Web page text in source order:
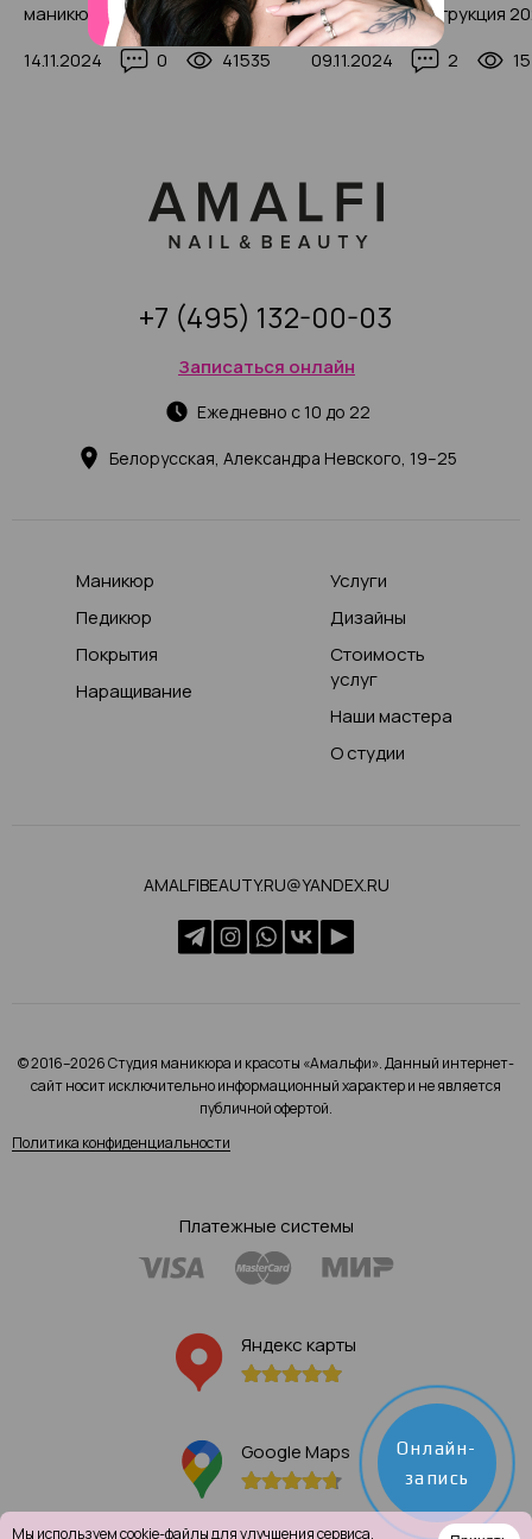
маникюр 2025, 350+ фото
14.11.2024
0 41535
пошаговая инструкция
видео)
09.11.2024 2
Белорусская, Александра Невского, 19–25
Ежедневно с 10 до 22
Записаться онлайн
+7 (495) 132-00-03
Маникюр
Педикюр
Покрытия
Наращивание
Услуги
Дизайны
Стоимость
услуг
Наши мастера
О студии
AMALFIBEAUTY.RU@YANDEX.RU
© 2016–2026 Студия маникюра и красоты «Амальфи». Данный интернет-
сайт носит исключительно информационный характер и не является
публичной офертой.
Политика конфиденциальности
Платежные системы
Яндекс карты
Google Maps
Онлайн-
запись
Мы используемcookie-файлыдля улучшения сервиса.